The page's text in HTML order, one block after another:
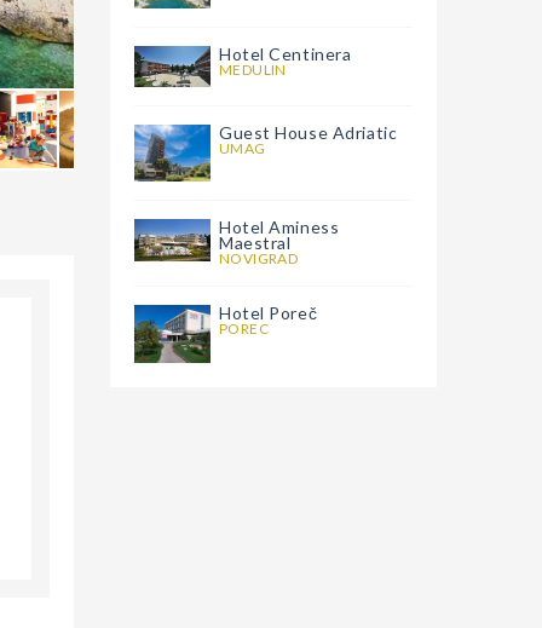
Hotel Centinera
MEDULIN
Guest House Adriatic
UMAG
Hotel Aminess
Maestral
NOVIGRAD
Hotel Poreč
POREC